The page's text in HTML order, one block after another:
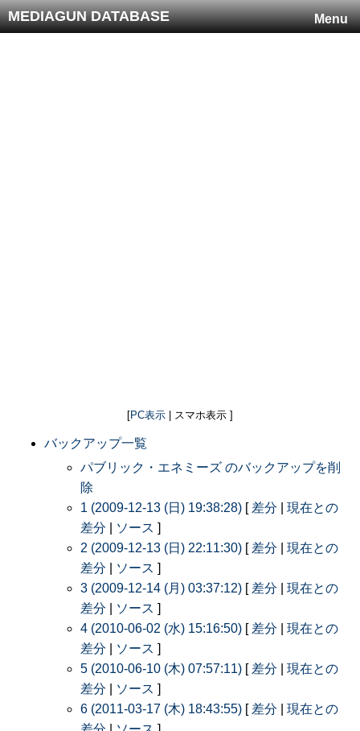
Menu
MEDIAGUN DATABASE
[PC表示 | スマホ表示 ]
バックアップ一覧
パブリック・エネミーズ のバックアップを削
除
1 (2009-12-13 (日) 19:38:28) [ 差分
現在との
差分
ソース ]
2 (2009-12-13 (日) 22:11:30) [ 差分
現在との
差分
ソース ]
3 (2009-12-14 (月) 03:37:12) [ 差分
現在との
差分
ソース ]
4 (2010-06-02 (水) 15:16:50) [ 差分
現在との
差分
ソース ]
5 (2010-06-10 (木) 07:57:11) [ 差分
現在との
差分
ソース ]
6 (2011-03-17 (木) 18:43:55) [ 差分
現在との